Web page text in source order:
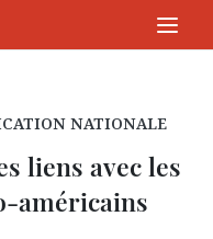
NATIONALE
liens avec les
américains